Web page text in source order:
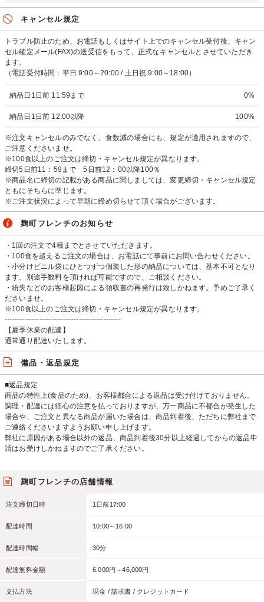
キャンセル規定
トラブル防止のため、お電話もしくはサイト上でのキャンセル受付後、キャン
セル確定メール(FAX)の送受信をもって、正式なキャンセルとさせていただき
ます。
（電話受付時間：平日 9:00～20:00 / 土日祝 9:00～18:00）
納品日1日前 11:59まで 0%
納品日1日前 12:00以降 100%
※注文キャンセルのみでなく、食数減の場合にも、規定が適用されますので、
ご注意くださいませ。
※100食以上のご注文は締切・キャンセル規定が異なります。
締切5日前11：59まで 5日前12：00以降100％
※商品名に締切の記載がある商品に関しましては、変更締切・キャンセル規定
ともにそちらに準じます。
※ご注文状況によって早期に締め切らせて頂く場合がございます。
麹町フレンチのお知らせ
・1回の注文で4種までとさせていただきます。
・100食を超えるご注文の場合は、お電話にて事前にお問い合わせください。
・小分けビニル袋にひとつずつ個装した形の納品については、基本不可となり
ます。別途手数料を頂ければ可能ですので、ご相談ください。
・紛失などのお客様起因による領収書の再発行は致しかねます。予めご了承く
ださいませ。
※100食以上のご注文は締切・キャンセル規定が異なります。
-----------------------------------------------
【夏季休業の配達】
通常通り配達いたします。
備品・返品規定
■返品規定
商品の特性上(食品のため)、お客様都合による返品は受け付けておりません。
調理・配達には細心の注意を払っておりますが、万一商品に不都合が発生した
場合や、ご注文と異なる商品が届いた場合は、商品到着後、ただちに弊社まで
ご連絡くださいますようお願い申し上げます。
弊社に原因がある場合以外の返品、商品到着後30分以上経過してからの返品申
請はお受けしかねますのでご了承ください。
麹町フレンチの店舗情報
注文締切日時 1日前17:00
配達時間 10:00～16:00
配達時間幅 30分
配達無料金額 6,000円～46,000円
支払方法 現金 / 請求書 / クレジットカード